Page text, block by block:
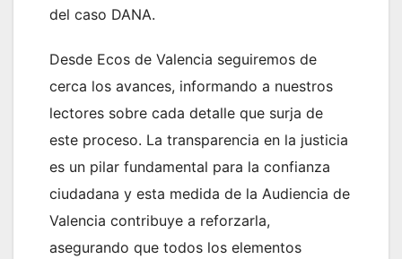
del caso DANA.
Desde Ecos de Valencia seguiremos de
cerca los avances, informando a nuestros
lectores sobre cada detalle que surja de
este proceso. La transparencia en la justicia
es un pilar fundamental para la confianza
ciudadana y esta medida de la Audiencia de
Valencia contribuye a reforzarla,
asegurando que todos los elementos